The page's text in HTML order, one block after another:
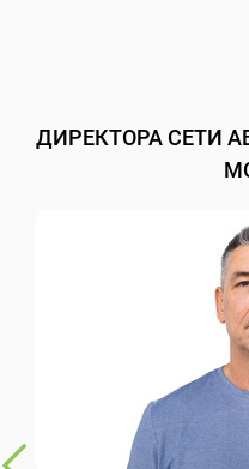
ДИРЕКТОРА СЕТИ